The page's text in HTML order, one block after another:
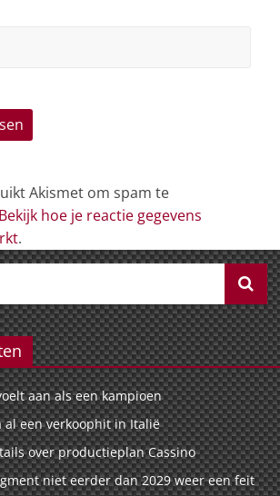
Akismet om spam te
Bekijk hoe je reactie gegevens
.
aan als een kampioen
al een verkoophit in Italië
over productieplan Cassino
niet eerder dan 2029 weer een feit